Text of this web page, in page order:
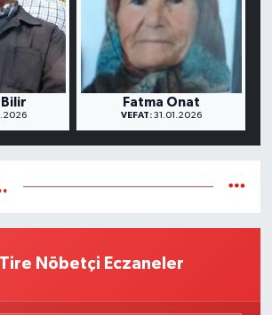
Fatma Onat
VEFAT:31.01.2026
Nöbetçi Eczaneler